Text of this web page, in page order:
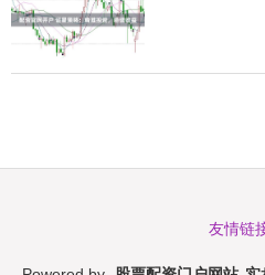
友情链